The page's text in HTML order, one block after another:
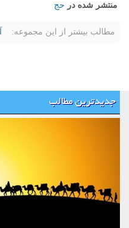
منتشر شده در حج
مطالب بیشتر از این مجموعه:
جدیدترین مطالب